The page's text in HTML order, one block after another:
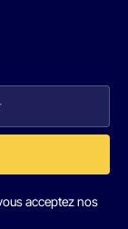
acceptez nos